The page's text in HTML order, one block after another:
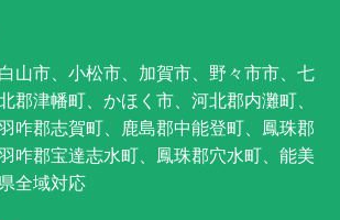
山市、小松市、加賀市、野々市市、七
郡津幡町、かほく市、河北郡内灘町、
咋郡志賀町、鹿島郡中能登町、鳳珠郡
咋郡宝達志水町、鳳珠郡穴水町、能美
全域対応